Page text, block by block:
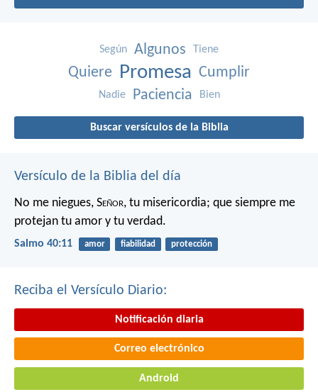
Según Algunos Tiene
Quiere Promesa Cumplir
Nadie Paciencia Bien
Buscar versículos de la Biblia
Versículo de la Biblia del día
No me niegues, Señor, tu misericordia; que siempre me
protejan tu amor y tu verdad.
Salmo 40:11 amor fiabilidad protección
Reciba el Versículo Diario:
Notificación diaria
Correo electrónico
Android